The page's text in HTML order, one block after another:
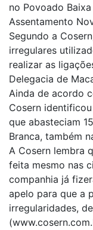
no Povoado
Assentamento
Segundo a
irregulares
realizar as
Delegacia de
Ainda de acordo
Cosern
que abasteciam
Branca, também
A Cosern lembra
feita mesmo nas
companhia já
apelo para que a
irregularidades,